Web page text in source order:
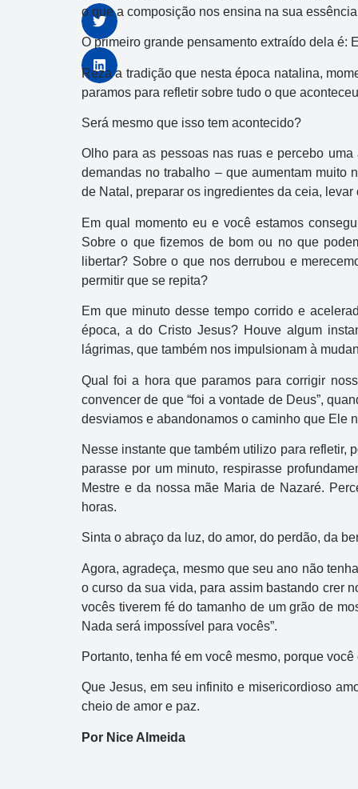
o que a composição nos ensina na sua
O primeiro grande pensamento extraído dela é:
Reza a tradição que nesta época natalina,
paramos para refletir sobre tudo o que
Será mesmo que isso tem acontecido?
Olho para as pessoas nas ruas e percebo
demandas no trabalho – que aumentam muito
de Natal, preparar os ingredientes da ceia,
Em qual momento eu e você estamos
Sobre o que fizemos de bom ou no que
libertar? Sobre o que nos derrubou e
permitir que se repita?
Em que minuto desse tempo corrido e
época, a do Cristo Jesus? Houve algum
lágrimas, que também nos impulsionam à
Qual foi a hora que paramos para corrigir
convencer de que “foi a vontade de Deus”,
desviamos e abandonamos o caminho que Ele
Nesse instante que também utilizo para refletir,
parasse por um minuto, respirasse
Mestre e da nossa mãe Maria de Nazaré.
horas.
Sinta o abraço da luz, do amor, do perdão, da
Agora, agradeça, mesmo que seu ano não
o curso da sua vida, para assim bastando crer
vocês tiverem fé do tamanho de um grão de
Nada será impossível para vocês”.
Portanto, tenha fé em você mesmo, porque
Que Jesus, em seu infinito e misericordioso
cheio de amor e paz.
Por Nice Almeida
Dupla Sena
Concurso 2992
Acumulou: